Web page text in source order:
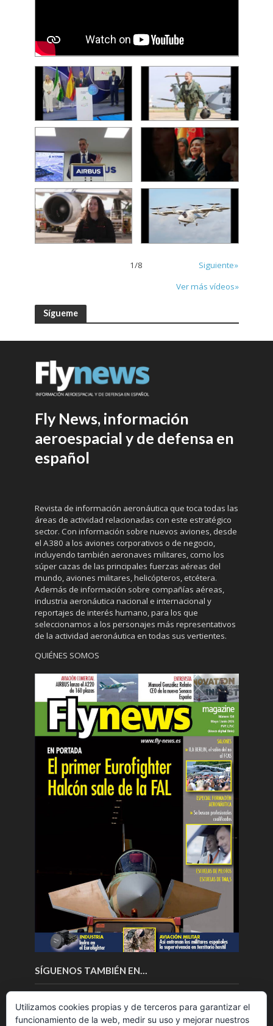
1/8
Siguiente»
Ver más vídeos»
Sígueme
Fly News, información
aeroespacial y de defensa en
español
Revista de información aeronáutica que toca todas las
áreas de actividad relacionadas con este estratégico
sector. Con información sobre nuevos aviones, desde
el A380 a los aviones corporativos o de negocio,
incluyendo también aeronaves militares, como los
súper cazas de las principales fuerzas aéreas del
mundo, aviones militares, helicópteros, etcétera.
Además de información sobre compañías aéreas,
industria aeronáutica nacional e internacional y
reportajes de interés humano, para los que
seleccionamos a los personajes más representativos
de la actividad aeronáutica en todas sus vertientes.
QUIÉNES SOMOS
SÍGUENOS TAMBIÉN EN…
Utilizamos cookies propias y de terceros para garantizar el
funcionamiento de la web, medir su uso y mejorar nuestros